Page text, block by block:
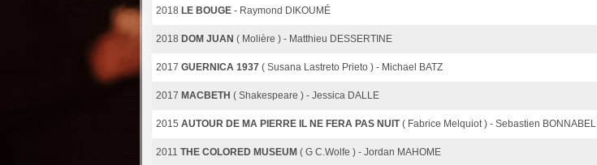
2018 LE BOUGE - Raymond DIKOUMÉ
2018 DOM JUAN ( Molière ) - Matthieu DESSERTINE
2017 GUERNICA 1937 ( Susana Lastreto Prieto ) - Michael BATZ
2017 MACBETH ( Shakespeare ) - Jessica DALLE
2015 AUTOUR DE MA PIERRE IL NE FERA PAS NUIT( Fabrice Melquiot ) - Sebastien BONNABEL
2011 THE COLORED MUSEUM ( G C.Wolfe ) - Jordan MAHOME